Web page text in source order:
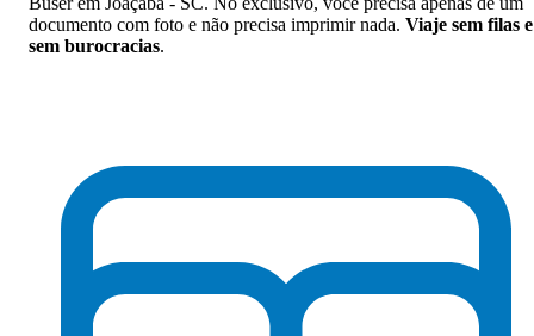
documento com foto e não precisa imprimir nada. Viaje sem filas e
sem burocracias.